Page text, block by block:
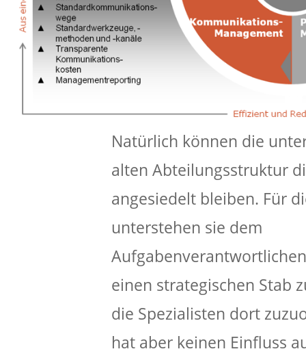
Natürlich können die
alten Abteilungsstruktur
angesiedelt bleiben. Für
unterstehen sie dem
einen strategischen Stab
die Spezialisten dort
hat aber keinen Einfluss